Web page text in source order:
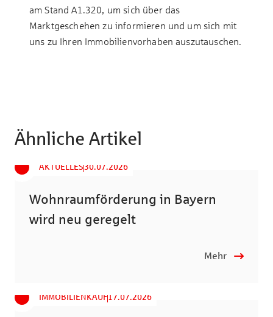
am Stand A1.320, um sich über das
Marktgeschehen zu informieren und um sich mit
uns zu Ihren Immobilienvorhaben auszutauschen.
Ähnliche Artikel
AKTUELLES30.07.2026
Wohnraumförderung in Bayern
wird neu geregelt
Mehr
IMMOBILIENKAUF 17.07.2026